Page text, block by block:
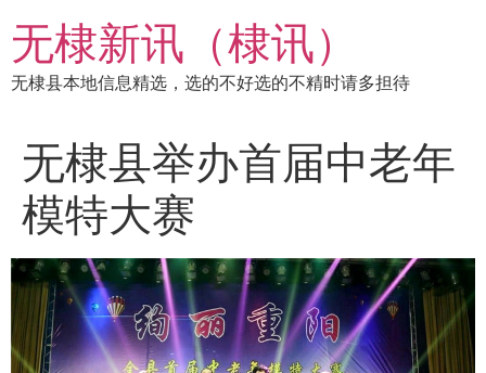
到
内
容
无棣新讯（棣讯）
无棣县本地信息精选，选的不好选的不精时请多担待
无棣县举办首届中老年
模特大赛